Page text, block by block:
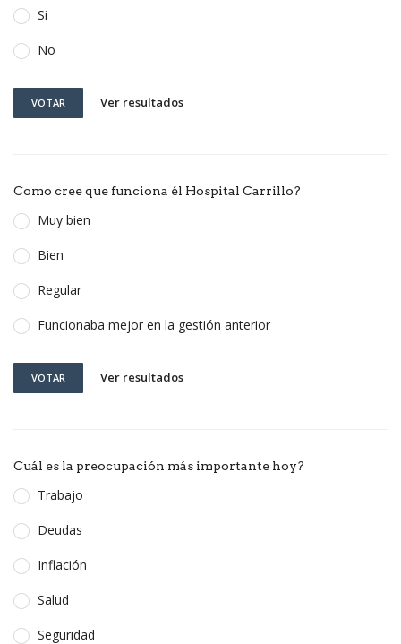
Si
No
VOTAR Ver resultados
Como cree que funciona él Hospital Carrillo?
Muy bien
Bien
Regular
Funcionaba mejor en la gestión anterior
VOTAR Ver resultados
Cuál es la preocupación más importante hoy?
Trabajo
Deudas
Inflación
Salud
Seguridad